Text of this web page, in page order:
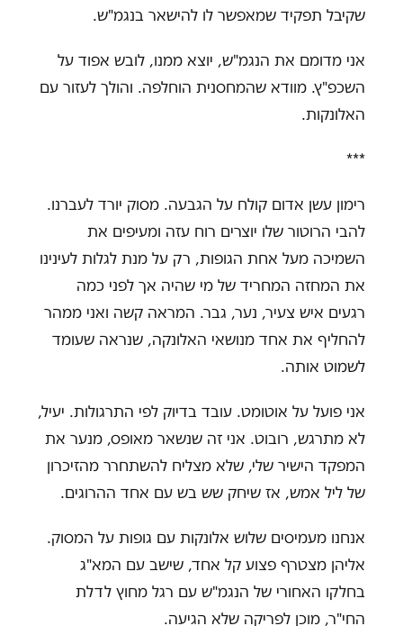
שקיבל תפקיד שמאפשר לו להישאר בנגמ"ש.
אני מדומם את הנגמ"ש, יוצא ממנו, לובש אפוד על
השכפ"ץ. מוודא שהמחסנית הוחלפה. והולך לעזור עם
האלונקות.
***
רימון עשן אדום קולח על הגבעה. מסוק יורד לעברנו.
להבי הרוטור שלו יוצרים רוח עזה ומעיפים את
השמיכה מעל אחת הגופות, רק על מנת לגלות לעינינו
את המחזה המחריד של מי שהיה אך לפני כמה
רגעים איש צעיר, נער, גבר. המראה קשה ואני ממהר
להחליף את אחד מנושאי האלונקה, שנראה שעומד
לשמוט אותה.
אני פועל על אוטומט. עובד בדיוק לפי התרגולות. יעיל,
לא מתרגש, רובוט. אני זה שנשאר מאופס, מנער את
המפקד הישיר שלי, שלא מצליח להשתחרר מהזיכרון
של ליל אמש, אז שיחק שש בש עם אחד ההרוגים.
אנחנו מעמיסים שלוש אלונקות עם גופות על המסוק.
אליהן מצטרף פצוע קל אחד, שישב עם המא"ג
בחלקו האחורי של הנגמ"ש עם רגל מחוץ לדלת
החי"ר, מוכן לפריקה שלא הגיעה.